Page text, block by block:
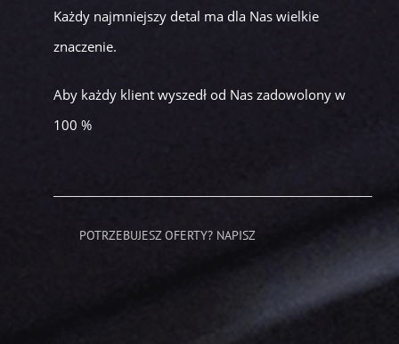
Każdy najmniejszy detal ma dla Nas wielkie
znaczenie.
Aby każdy klient wyszedł od Nas zadowolony w
100 %
POTRZEBUJESZ OFERTY? NAPISZ